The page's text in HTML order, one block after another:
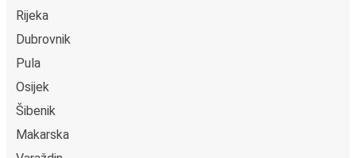
Rijeka
Dubrovnik
Pula
Osijek
Šibenik
Makarska